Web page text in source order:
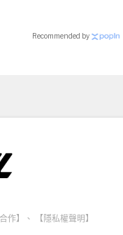
Recommended by
作】 、
【隱私權聲明】